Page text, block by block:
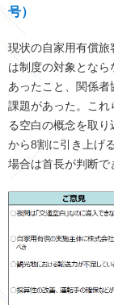
号）
現状の自家用有償
は制度の対象とな
あったこと、関係
課題があった。これ
る空白の概念を取
から8割に引き上げ
場合は首長が判断で